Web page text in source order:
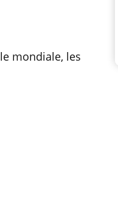
mondiale, les